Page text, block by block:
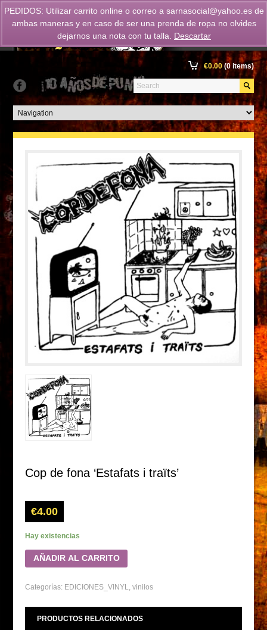
€0.00(0 items)
Cop de fona ‘Estafats i traïts’
€4.00
Hay existencias
AÑADIR AL CARRITO
Categorías: EDICIONES_VINYL ,vinilos
PRODUCTOS RELACIONADOS
PEDIDOS: Utilizar carrito online o correo a sarnasocial@yahoo.es de
ambas maneras y en caso de ser una prenda de ropa no olvides
dejarnos una nota con tu talla.
Descartar